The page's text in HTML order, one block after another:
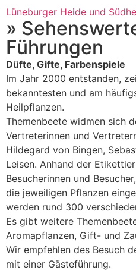
Lüneburger Heide und
»
Führungen
Düfte, Gifte, Farbenspiele
Im Jahr 2000 entstanden,
bekanntesten und am
Heilpflanzen.
Themenbeete widmen sich
Vertreterinnen und
Hildegard von Bingen,
Leisen. Anhand der
Besucherinnen und
die jeweiligen Pflanzen
werden rund 300
Es gibt weitere
Aromapflanzen, Gift- und
Wir empfehlen des Besuch
mit einer Gästeführung.